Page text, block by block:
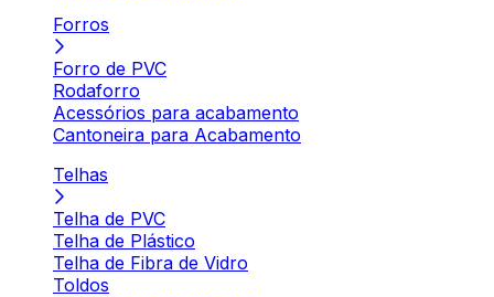
Forros
Forro de PVC
Rodaforro
Acessórios para acabamento
Cantoneira para Acabamento
Telhas
Telha de PVC
Telha de Plástico
Telha de Fibra de Vidro
Toldos